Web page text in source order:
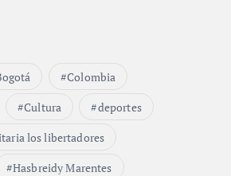
Colombia
Cultura
deportes
los libertadores
Hasbreidy Marentes